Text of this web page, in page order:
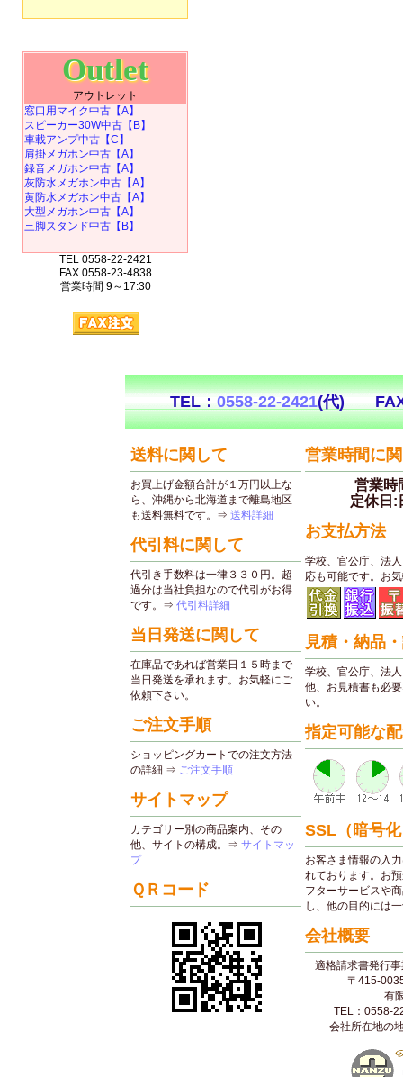
Outlet
アウトレット
窓口用マイク中古【A】
スピーカー30W中古【B】
車載アンプ中古【C】
肩掛メガホン中古【A】
録音メガホン中古【A】
灰防水メガホン中古【A】
黄防水メガホン中古【A】
大型メガホン中古【A】
三脚スタンド中古【B】
TEL 0558-22-2421
FAX 0558-23-4838
営業時間 9～17:30